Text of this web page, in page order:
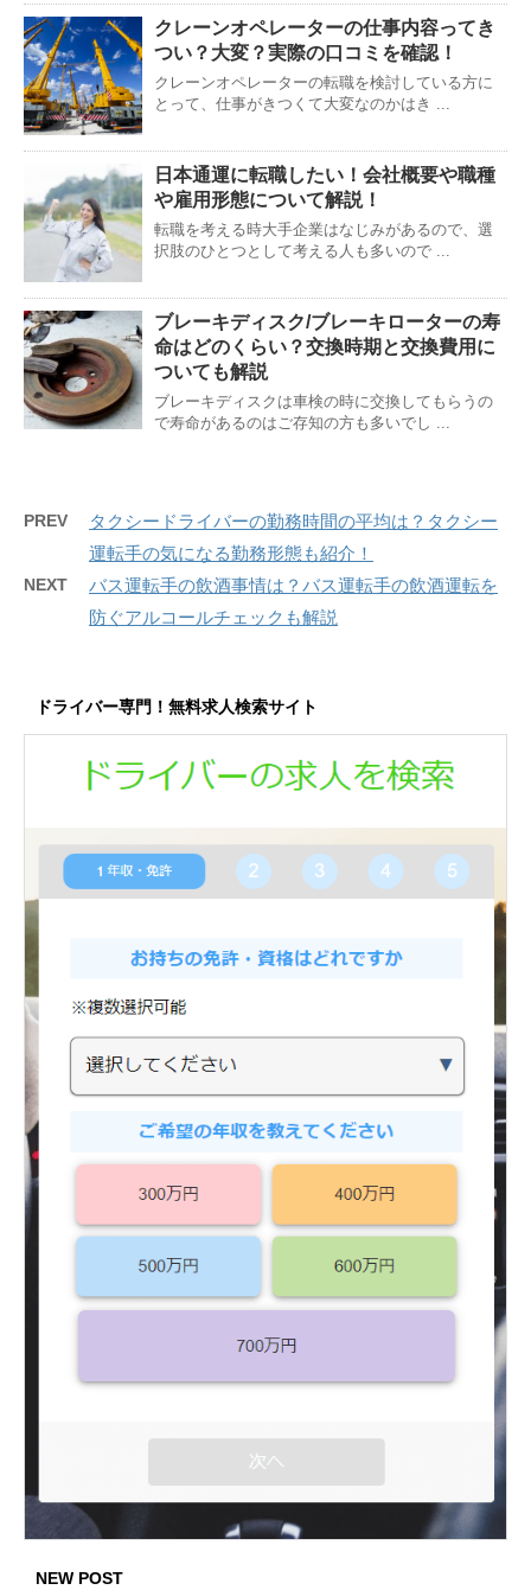
クレーンオペレーターの仕事内容ってき
つい？大変？実際の口コミを確認！
クレーンオペレーターの転職を検討している方に
とって、仕事がきつくて大変なのかはき ...
日本通運に転職したい！会社概要や職種
や雇用形態について解説！
転職を考える時大手企業はなじみがあるので、選
択肢のひとつとして考える人も多いので ...
ブレーキディスク/ブレーキローターの寿
命はどのくらい？交換時期と交換費用に
ついても解説
ブレーキディスクは車検の時に交換してもらうの
で寿命があるのはご存知の方も多いでし ...
PREV
タクシードライバーの勤務時間の平均は？タクシー
運転手の気になる勤務形態も紹介！
NEXT
バス運転手の飲酒事情は？バス運転手の飲酒運転を
防ぐアルコールチェックも解説
ドライバー専門！無料求人検索サイト
NEW POST